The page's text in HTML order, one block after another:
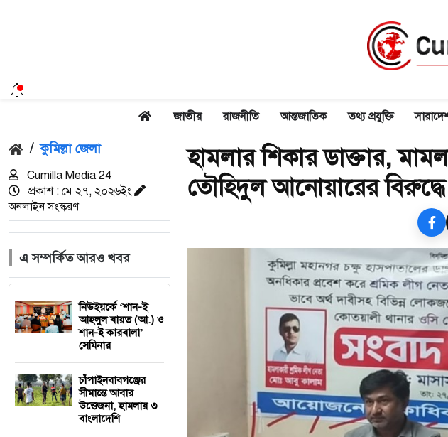
জাতীয় রাজনীতি আন্তজাতিক তথ্য প্রযুক্তি
/ কুমিল্লা জেলা
Cumilla Media 24
প্রকাশ : মে ২৭, ২০২৬ইং
অনলাইন সংস্করণ
এ সম্পর্কিত আরও খবর
নিউইয়র্কে ‘শান-ই
আহলুল বায়ত (আ.) ও
শান-ই কারবালা’
সেমিনার
চাঁপাইনবাবগঞ্জের
সীমান্তে আবার
উত্তেজনা, হামলায় ৩
বাংলাদেশি
হামলার শিকার ডাক্তার,
তৌহিদুল আনোয়ারের